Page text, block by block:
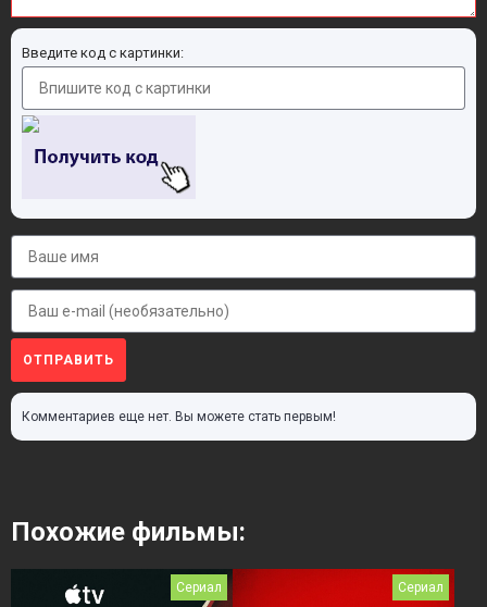
Введите код с картинки:
ОТПРАВИТЬ
Комментариев еще нет. Вы можете стать первым!
Похожие фильмы:
Сериал Сериал